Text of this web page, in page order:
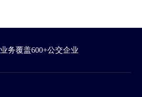
业务覆盖600+公交企业